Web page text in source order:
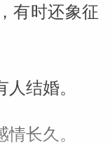
有时还象征
结婚。
长久。